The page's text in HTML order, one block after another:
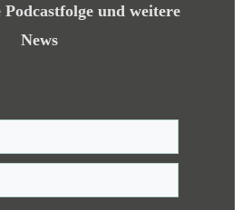
Podcastfolge und weitere
News